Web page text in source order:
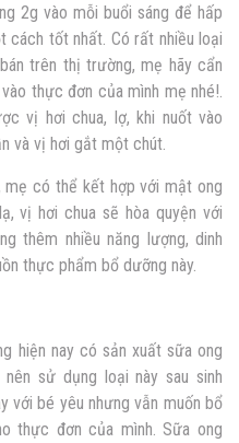
2g vào mỗi buổi sáng để hấp
tốt nhất. Có rất nhiều loại
trên thị trường, mẹ hãy cẩn
thực đơn của mình mẹ nhé!.
vị hơi chua, lợ, khi nuốt vào
và vị hơi gắt một chút.
mẹ có thể kết hợp với mật ong
vị hơi chua sẽ hòa quyện với
thêm nhiều năng lượng, dinh
thực phẩm bổ dưỡng này.
hiện nay có sản xuất sữa ong
sử dụng loại này sau sinh
với bé yêu nhưng vẫn muốn bổ
thực đơn của mình. Sữa ong